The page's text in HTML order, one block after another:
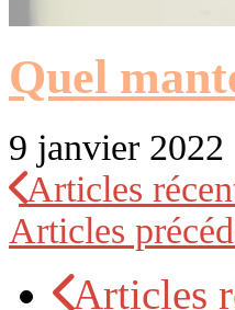
Quel
9 janvier 2022
Articles
Articles
Articles